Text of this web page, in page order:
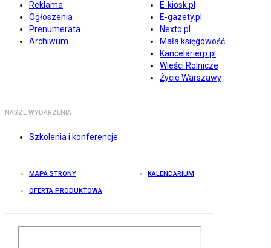
Reklama
Ogłoszenia
Prenumerata
Archiwum
E-kiosk.pl
E-gazety.pl
Nexto.pl
Mała księgowość
Kancelarierp.pl
Wieści Rolnicze
Życie Warszawy
NASZE WYDARZENIA
Szkolenia i konferencje
MAPA STRONY KALENDARIUM
OFERTA PRODUKTOWA